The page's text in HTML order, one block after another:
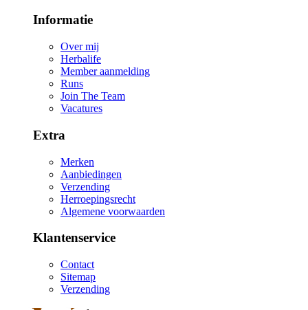
Informatie
Over mij
Herbalife
Member aanmelding
Runs
Join The Team
Vacatures
Extra
Merken
Aanbiedingen
Verzending
Herroepingsrecht
Algemene voorwaarden
Klantenservice
Contact
Sitemap
Verzending